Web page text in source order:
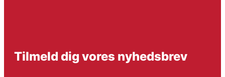
Tilmeld dig vores nyhedsbrev